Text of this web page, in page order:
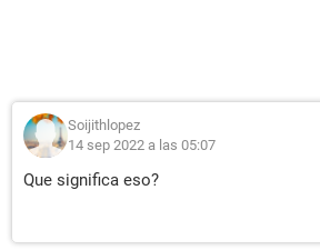
Soijithlopez
14 sep 2022 a las 05:07
Que significa eso?